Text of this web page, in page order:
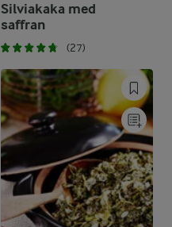
Silviakaka med
saffran
(27)